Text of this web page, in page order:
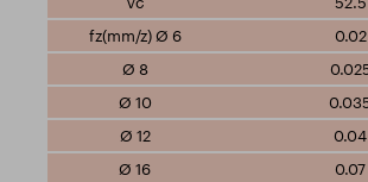
0.02
0.04
0.07